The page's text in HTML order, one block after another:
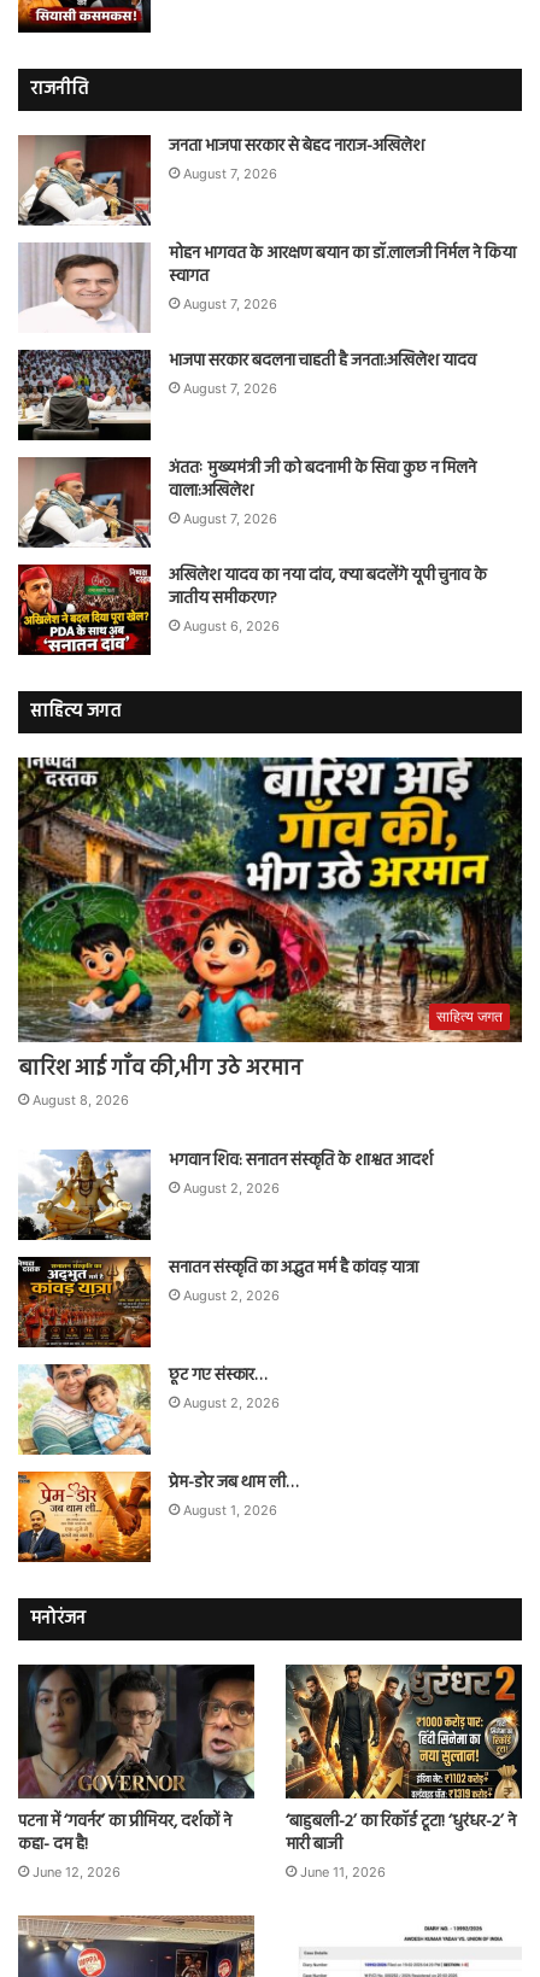
राजनीति
जनता भाजपा सरकार से बेहद नाराज-अखिलेश
August 7, 2026
मोहन भागवत के आरक्षण बयान का डॉ.लालजी निर्मल ने किया
स्वागत
August 7, 2026
भाजपा सरकार बदलना चाहती है जनता:अखिलेश यादव
August 7, 2026
अंततः मुख्यमंत्री जी को बदनामी के सिवा कुछ न मिलने
वाला:अखिलेश
August 7, 2026
अखिलेश यादव का नया दांव, क्या बदलेंगे यूपी चुनाव के
जातीय समीकरण?
August 6, 2026
साहित्य जगत
साहित्य जगत
बारिश आई गाँव की,भीग उठे अरमान
August 8, 2026
भगवान शिव: सनातन संस्कृति के शाश्वत आदर्श
August 2, 2026
सनातन संस्कृति का अद्भुत मर्म है कांवड़ यात्रा
August 2, 2026
छूट गए संस्कार…
August 2, 2026
प्रेम-डोर जब थाम ली…
August 1, 2026
मनोरंजन
पटना में ‘गवर्नर’ का प्रीमियर, दर्शकों ने
कहा- दम है!
June 12, 2026
‘बाहुबली-2’ का रिकॉर्ड टूटा! ‘धुरंधर-2’ ने
मारी बाजी
June 11, 2026